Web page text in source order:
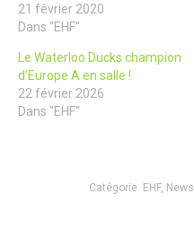
21 février 2020
Dans "EHF"
Le Waterloo Ducks champion
d’Europe A en salle !
22 février 2026
Dans "EHF"
Catégorie EHF, News